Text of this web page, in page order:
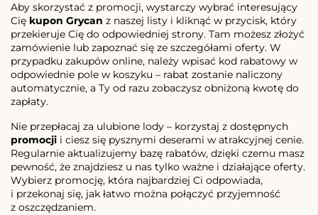
Aby skorzystać z promocji, wystarczy wybrać interesujący
Cię kupon Grycan z naszej listy i kliknąć w przycisk, który
przekieruje Cię do odpowiedniej strony. Tam możesz złożyć
zamówienie lub zapoznać się ze szczegółami oferty. W
przypadku zakupów online, należy wpisać kod rabatowy w
odpowiednie pole w koszyku – rabat zostanie naliczony
automatycznie, a Ty od razu zobaczysz obniżoną kwotę do
zapłaty.
Nie przepłacaj za ulubione lody – korzystaj z dostępnych
promocji i ciesz się pysznymi deserami w atrakcyjnej cenie.
Regularnie aktualizujemy bazę rabatów, dzięki czemu masz
pewność, że znajdziesz u nas tylko ważne i działające oferty.
Wybierz promocję, która najbardziej Ci odpowiada,
i przekonaj się, jak łatwo można połączyć przyjemność
z oszczędzaniem.